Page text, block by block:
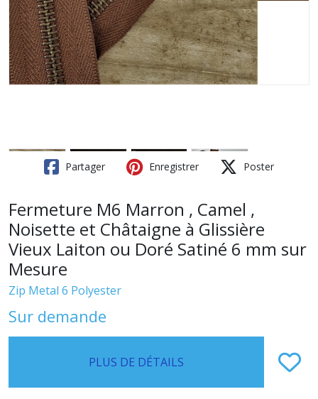
Partager Enregistrer Poster
Fermeture M6 Marron , Camel ,
Noisette et Châtaigne à Glissière
Vieux Laiton ou Doré Satiné 6 mm sur
Mesure
Zip Metal 6 Polyester
Sur demande
PLUS DE DÉTAILS